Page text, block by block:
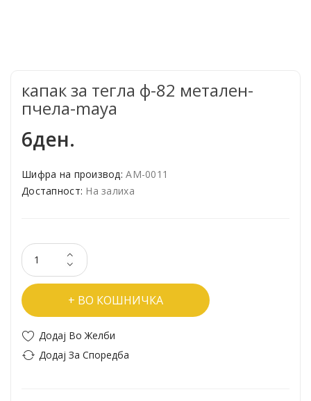
капак за тегла ф-82 метален-
пчела-maya
6ден.
Шифра на производ:АМ-0011
Достапност: На залиха
ВО КОШНИЧКА
Додај Во Желби
Додај За Споредба